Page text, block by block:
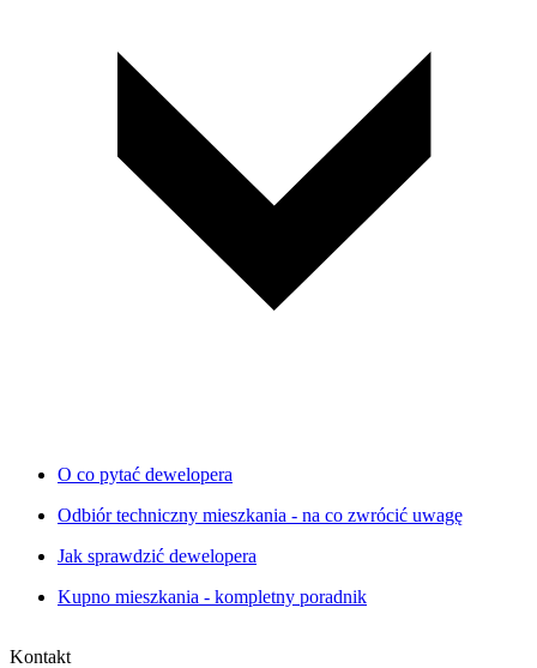
O co pytać dewelopera
Odbiór techniczny mieszkania - na co zwrócić uwagę
Jak sprawdzić dewelopera
Kupno mieszkania - kompletny poradnik
Kontakt